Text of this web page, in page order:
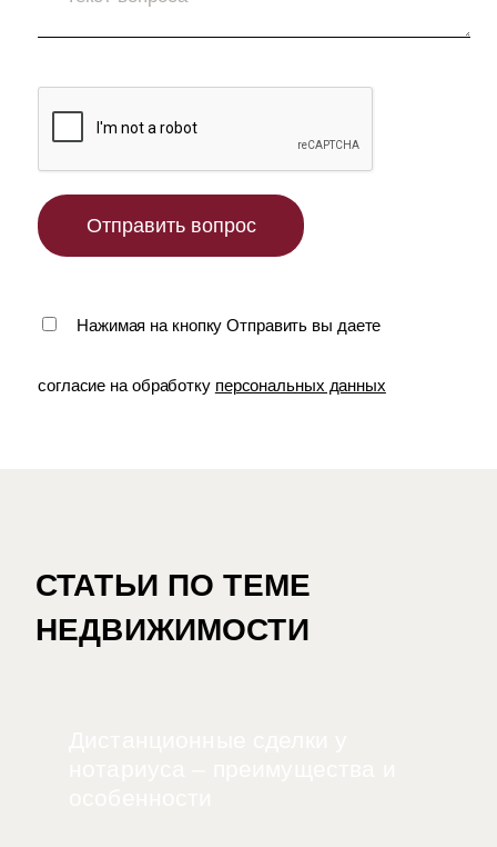
Нажимая на кнопку Отправить вы даете
согласие на обработку персональных данных
СТАТЬИ ПО ТЕМЕ
НЕДВИЖИМОСТИ